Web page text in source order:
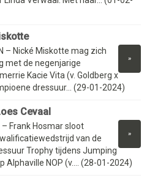
»
– Nické Miskotte mag zich
met de negenjarige
Kacie Vita (v. Goldberg x
dressuur... (29-01-2024)
Cevaal
»
Frank Hosmar sloot
van de
Trophy tijdens Jumping
Alphaville NOP (v.... (28-01-2024)